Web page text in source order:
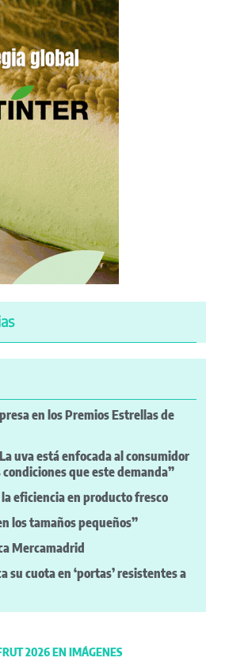
en los Premios Estrellas de
uva está enfocada al consumidor
condiciones que este demanda”
eficiencia en producto fresco
los tamaños pequeños”
Mercamadrid
su cuota en ‘portas’ resistentes a
2026 EN IMÁGENES